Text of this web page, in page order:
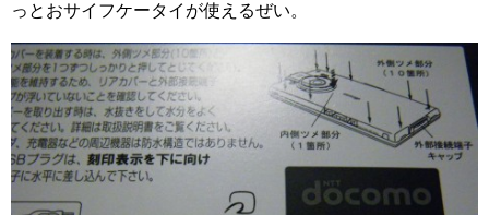
っとおサイフケータイが使えるぜい。